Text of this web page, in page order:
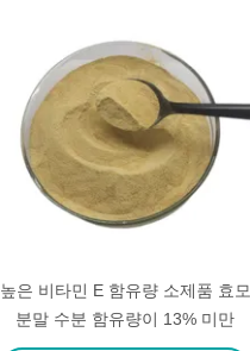
높은 비타민 E 함유량 소제품 효모
분말 수분 함유량이 13% 미만